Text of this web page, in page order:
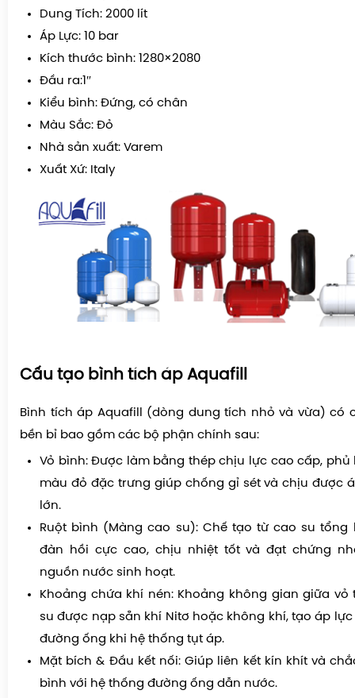
Dung Tích: 2000 lít
Áp Lực: 10 bar
Kích thước bình: 1280×2080
Đầu ra:1″
Kiểu bình: Đứng, có chân
Màu Sắc: Đỏ
Nhà sản xuất: Varem
Xuất Xứ: Italy
Cấu tạo bình tích áp Aquafill
Bình tích áp Aquafill (dòng dung tích nhỏ và vừa) có
bền bỉ bao gồm các bộ phận chính sau:
Vỏ bình: Được làm bằng thép chịu lực cao cấp, phủ
màu đỏ đặc trưng giúp chống gỉ sét và chịu được
lớn.
Ruột bình (Màng cao su): Chế tạo từ cao su tổng
đàn hồi cực cao, chịu nhiệt tốt và đạt chứng
nguồn nước sinh hoạt.
Khoảng chứa khí nén: Khoảng không gian giữa vỏ
su được nạp sẵn khí Nitơ hoặc không khí, tạo áp
đường ống khi hệ thống tụt áp.
Mặt bích & Đầu kết nối: Giúp liên kết kín khít và
bình với hệ thống đường ống dẫn nước.